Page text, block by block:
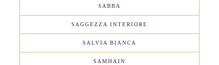
SABBA
SAGGEZZA INTERIORE
SALVIA BIANCA
SAMHAIN